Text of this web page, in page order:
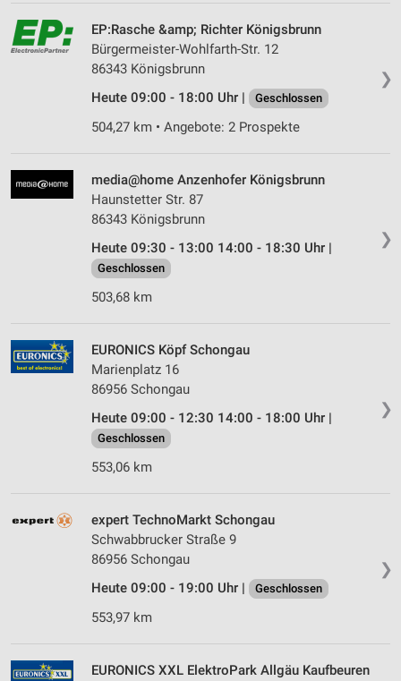
❯
EP:Rasche &amp; Richter Königsbrunn
Bürgermeister-Wohlfarth-Str. 12
86343 Königsbrunn
Heute 09:00 - 18:00 Uhr |
Geschlossen
504,27 km • Angebote: 2 Prospekte
❯
media@home Anzenhofer Königsbrunn
Haunstetter Str. 87
86343 Königsbrunn
Heute 09:30 - 13:00 14:00 - 18:30 Uhr |
Geschlossen
503,68 km
❯
EURONICS Köpf Schongau
Marienplatz 16
86956 Schongau
Heute 09:00 - 12:30 14:00 - 18:00 Uhr |
Geschlossen
553,06 km
❯
expert TechnoMarkt Schongau
Schwabbrucker Straße 9
86956 Schongau
Heute 09:00 - 19:00 Uhr |
Geschlossen
553,97 km
EURONICS XXL ElektroPark Allgäu Kaufbeuren